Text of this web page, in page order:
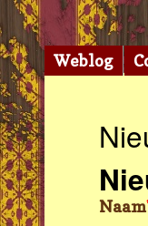
Naam
Weblog